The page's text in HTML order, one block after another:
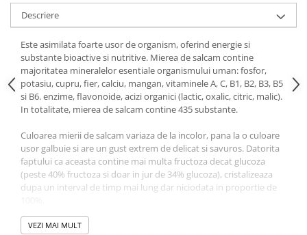
Carti erotice
Carti pentru Adolescenti, Young
Adult
Crime, Thriller, Mistery
Literatura Romana
Literatura Universala
Poezie
Romane de dragoste, Carti
romantice
Senzatii/Dragoste
Senzatii/Suspans
Descriere
Este asimilata foarte usor de organism, oferind energie si
substante bioactive si nutritive. Mierea de salcam contine
majoritatea mineralelor esentiale organismului uman: fosfor,
potasiu, cupru, fier, calciu, mangan, vitaminele A, C, B1, B2, B3, B5
si B6. enzime, flavonoide, acizi organici (lactic, oxalic, citric, malic).
In totalitate, mierea de salcam contine 435 substante.
Culoarea mierii de salcam variaza de la incolor, pana la o culoare
usor galbuie si are un gust extrem de delicat si savuros. Datorita
faptului ca aceasta contine mai multa fructoza decat glucoza
(peste 40% fructoza si doar in jur de 34% glucoza), cristalizeaza
dupa un interval de timp mai lung dar niciodata in proportie de
BENEFICII PRODUS :
VEZI MAI MULT